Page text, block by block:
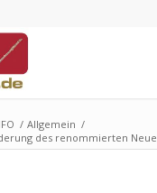
/ Allgemein /
des renommierten Neue